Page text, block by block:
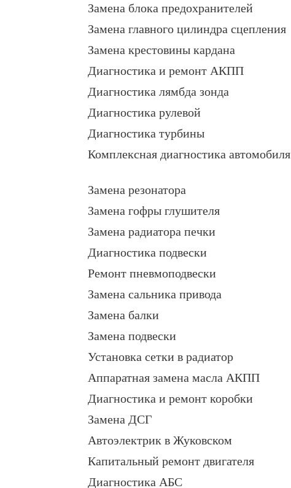
Замена блока предохранителей
Замена главного цилиндра сцепления
Замена крестовины кардана
Диагностика и ремонт АКПП
Диагностика лямбда зонда
Диагностика рулевой
Диагностика турбины
Комплексная диагностика автомобиля
Замена резонатора
Замена гофры глушителя
Замена радиатора печки
Диагностика подвески
Ремонт пневмоподвески
Замена сальника привода
Замена балки
Замена подвески
Установка сетки в радиатор
Аппаратная замена масла АКПП
Диагностика и ремонт коробки
Замена ДСГ
Автоэлектрик в Жуковском
Капитальный ремонт двигателя
Диагностика АБС